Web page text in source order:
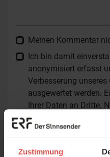
Zustimmung
Meinen Kommentar
Ich bin damit
anonymisiert erfasst
Verbesserung unseres
ausgewertet werden.
Ihrer Daten an Dritte.
Datenschutzerklärung